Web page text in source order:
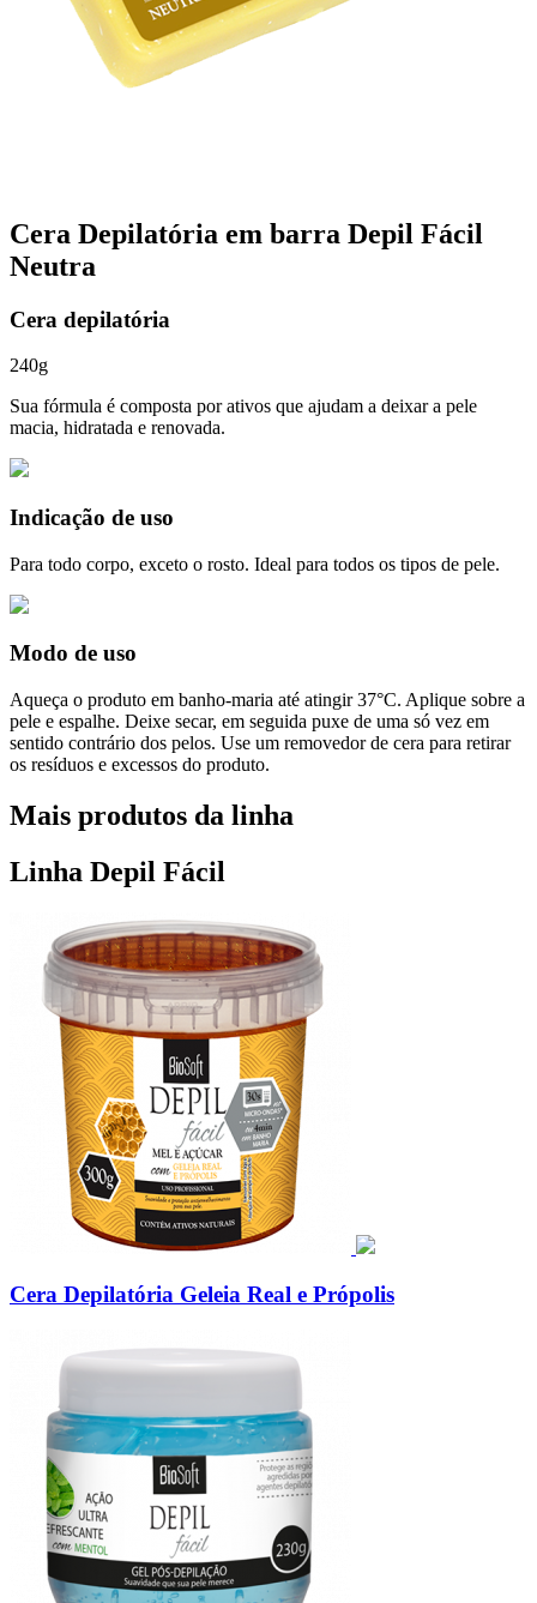
Cera Depilatória em barra Depil Fácil
Neutra
Cera depilatória
240g
Sua fórmula é composta por ativos que ajudam a deixar a pele
macia, hidratada e renovada.
Indicação de uso
Para todo corpo, exceto o rosto. Ideal para todos os tipos de pele.
Modo de uso
Aqueça o produto em banho-maria até atingir 37°C. Aplique sobre a
pele e espalhe. Deixe secar, em seguida puxe de uma só vez em
sentido contrário dos pelos. Use um removedor de cera para retirar
os resíduos e excessos do produto.
Mais produtos da linha
Linha Depil Fácil
Cera Depilatória Geleia Real e Própolis